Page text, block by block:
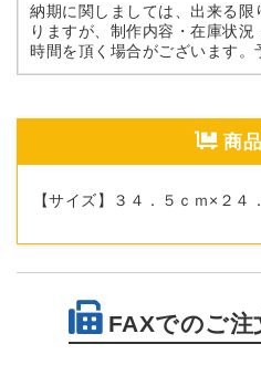
納期に関しましては、出来る
りますが、制作内容・在庫状
時間を頂く場合がございます。
商
【サイズ】３４．５ｃｍ×２４
FAXでのご注